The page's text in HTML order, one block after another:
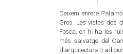
Deixem enrere
Gros. Les vistes des
Fosca, on hi ha les
més salvatge del
d’arquitectura